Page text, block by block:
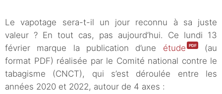
Le vapotage sera-t-il un jour reconnu à sa juste
valeur ? En tout cas, pas aujourd’hui. Ce lundi 13
février marque la publication d’une étude
(au
format PDF) réalisée par le Comité national contre le
tabagisme (CNCT), qui s’est déroulée entre les
années 2020 et 2022, autour de 4 axes :